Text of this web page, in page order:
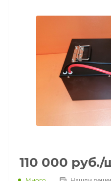
110 000 руб./